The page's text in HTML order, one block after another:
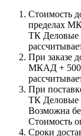
Стоимость
пределах
ТК Деловые
При заказе
МКАД +
При
ТК Деловые
Возможна
Стоимость
Сроки